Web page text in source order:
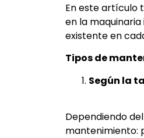
En este artículo
en la
existente en
Tipos de
Según la
Dependiendo
mantenimiento: